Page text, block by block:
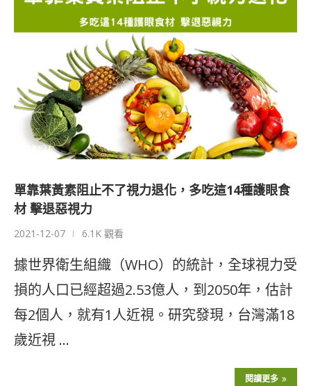
單靠葉黃素阻止不了視力退化，多吃這14種護眼食
材 擊退惡視力
2021-12-07 6.1K 觀看
據世界衛生組織（WHO）的統計，全球視力受
損的人口已經超過2.53億人，到2050年，估計
每2個人，就有1人近視。研究發現，台灣滿18
歲近視 …
閱讀更多